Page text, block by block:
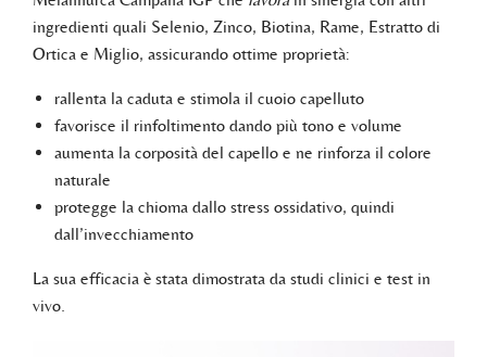
ingredienti quali Selenio, Zinco, Biotina, Rame, Estratto di
Ortica e Miglio, assicurando ottime proprietà:
️rallenta la caduta e stimola il cuoio capelluto
️favorisce il rinfoltimento dando più tono e volume
aumenta la corposità del capello e ne rinforza il colore
naturale
️protegge la chioma dallo stress ossidativo, quindi
dall’invecchiamento
La sua efficacia è stata dimostrata da studi clinici e test in
vivo.